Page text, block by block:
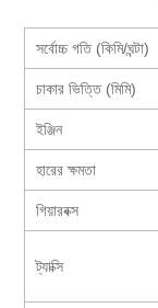
সর্বোচ্চ গতি (কিমি/ঘন্টা)
চাকার ভিত্তি (মিমি)
ইঞ্জিন
হারের ক্ষমতা
গিয়ারবক্স
ট্যাক্সি